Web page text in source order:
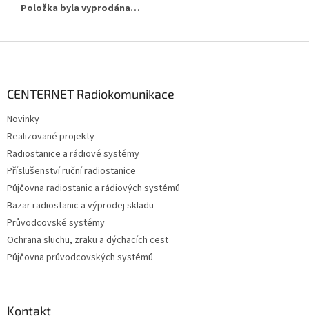
Položka byla vyprodána…
CENTERNET Radiokomunikace
Novinky
Realizované projekty
Radiostanice a rádiové systémy
Příslušenství ruční radiostanice
Půjčovna radiostanic a rádiových systémů
Bazar radiostanic a výprodej skladu
Průvodcovské systémy
Ochrana sluchu, zraku a dýchacích cest
Půjčovna průvodcovských systémů
Kontakt